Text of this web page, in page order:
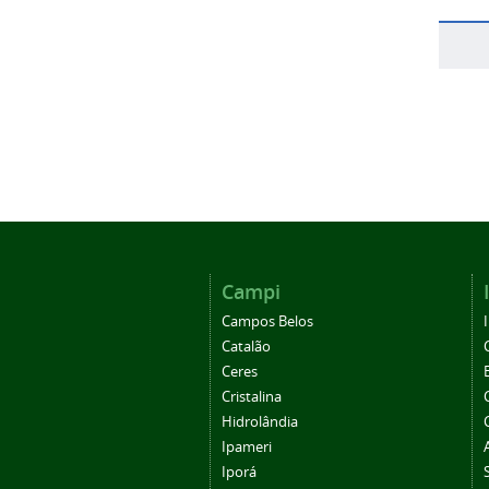
Campi
Campos Belos
Catalão
Ceres
Cristalina
Hidrolândia
Ipameri
Iporá